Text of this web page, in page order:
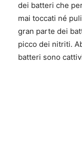
dei batteri che
mai toccati né
gran parte dei
picco dei nitriti.
batteri sono